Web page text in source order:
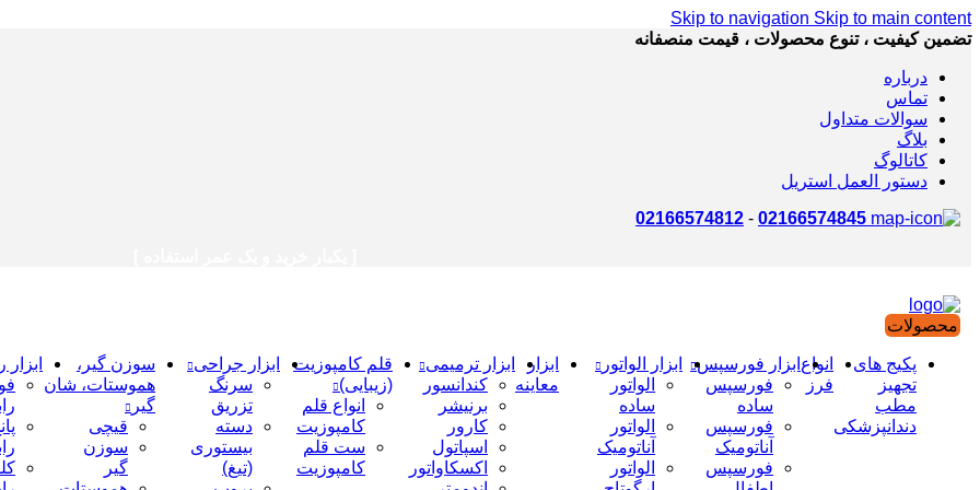
Skip to navigation Skip to main content
تضمین کیفیت ، تنوع محصولات ، قیمت منصفانه
درباره
تماس
سوالات متداول
بلاگ
کاتالوگ
دستور العمل استریل
02166574845
-
02166574812
محصولات
پکیج های
تجهیز
مطب
دندانپزشکی
انواع
فرز
ابزار فورسپس
فورسپس
ساده
فورسپس
آناتومیک
فورسپس
ابزار الواتور
الواتور
ساده
الواتور
آناتومیک
الواتور
ابزار
معاینه
ابزار ترمیمی
کندانسور
برنیشر
کارور
اسپاتول
اکسکاواتور
قلم کامپوزیت
(زیبایی)
انواع قلم
کامپوزیت
ست قلم
کامپوزیت
ابزار جراحی
سرنگ
تزریق
دسته
بیستوری
(تیغ)
سوزن گیر،
هموستات، شان
گیر
قیچی
سوزن
گیر
ابزار